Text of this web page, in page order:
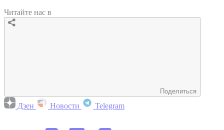
Читайте нас в
Поделиться
Дзен Новости Telegram